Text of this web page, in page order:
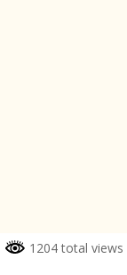
1204 total views